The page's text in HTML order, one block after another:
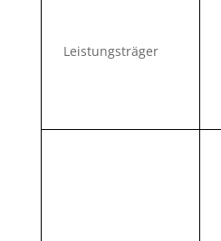
Leistungsträger